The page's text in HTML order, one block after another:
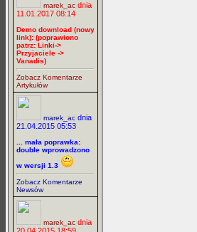
marek_ac dnia
11.01.2017 08:14
Demo download (nowy
link): (poprawiono
patrz: Linki->
Przyjaciele ->
Vanadis)
Zobacz Komentarze
Artykułów
marek_ac dnia
21.04.2015 05:53
... mała poprawka:
double wprowadzono
w wersji 1.3
Zobacz Komentarze
Newsów
marek_ac dnia